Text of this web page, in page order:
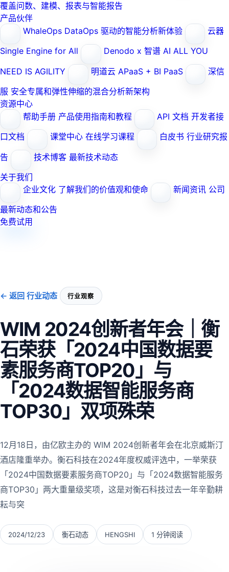
覆盖问数、建模、报表与智能报告
产品伙伴
WhaleOps DataOps 驱动的智能分析新体验
云器
Single Engine for All
Denodo x 智谱 AI ALL YOU
NEED IS AGILITY
明道云 APaaS + BI PaaS
深信
服 安全专属和弹性伸缩的混合分析新架构
资源中心
帮助手册 产品使用指南和教程 API 文档 开发者接
口文档
课堂中心 在线学习课程 白皮书 行业研究报
告
技术博客 最新技术动态
关于我们
企业文化 了解我们的价值观和使命 新闻资讯 公司
最新动态和公告
免费试用
← 返回 行业动态 行业观察
WIM 2024创新者年会｜衡
石荣获「2024中国数据要
素服务商TOP20」与
「2024数据智能服务商
TOP30」双项殊荣
12月18日，由亿欧主办的 WIM 2024创新者年会在北京威斯汀
酒店隆重举办。衡石科技在2024年度权威评选中，一举荣获
「2024中国数据要素服务商TOP20」与「2024数据智能服务
商TOP30」两大重量级奖项，这是对衡石科技过去一年辛勤耕
耘与突
2024/12/23 衡石动态 HENGSHI 1 分钟阅读